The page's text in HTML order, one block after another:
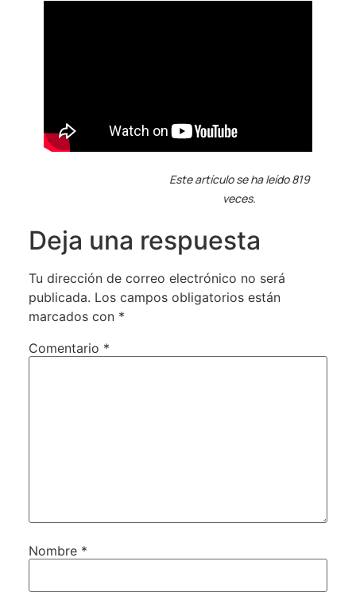
Este artículo se ha leído 819
veces.
Deja una respuesta
Tu dirección de correo electrónico no será
publicada. Los campos obligatorios están
marcados con *
Comentario *
Nombre *